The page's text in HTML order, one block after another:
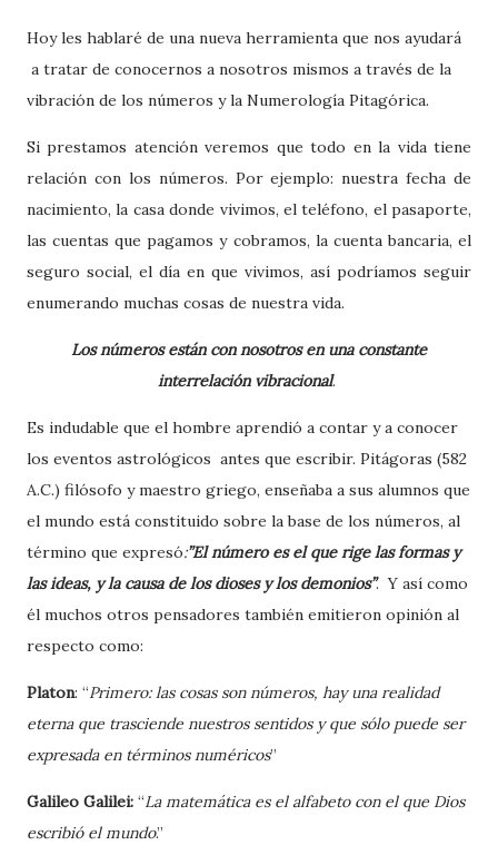
Hoy les hablaré de una nueva herramienta que nos ayudará
a tratar de conocernos a nosotros mismos a través de la
vibración de los números y la Numerología Pitagórica.
Si prestamos atención veremos que todo en la vida tiene
relación con los números. Por ejemplo: nuestra fecha de
nacimiento, la casa donde vivimos, el teléfono, el pasaporte,
las cuentas que pagamos y cobramos, la cuenta bancaria, el
seguro social, el día en que vivimos, así podríamos seguir
enumerando muchas cosas de nuestra vida.
Los números están con nosotros en una constante
interrelación vibracional.
Es indudable que el hombre aprendió a contar y a conocer
los eventos astrológicos antes que escribir. Pitágoras (582
A.C.) filósofo y maestro griego, enseñaba a sus alumnos que
el mundo está constituido sobre la base de los números, al
término que expresó:”El número es el que rigelas formas y
las ideas, y la causa de los dioses y los demonios”. Y así como
él muchos otros pensadores también emitieron opinión al
respecto como:
Platon: “Primero: las cosas son números, hay una realidad
eterna que trasciende nuestros sentidos y que sólo puede ser
expresada en términos numéricos”
Galileo Galilei: “La matemática es el alfabeto con el que Dios
escribió el mundo.”